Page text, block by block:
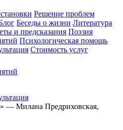
Решение проблем
Беседы о жизни Литература
и предсказания Поэзия
Психологическая помощь
Стоимость услуг
— Милана Предриховская,